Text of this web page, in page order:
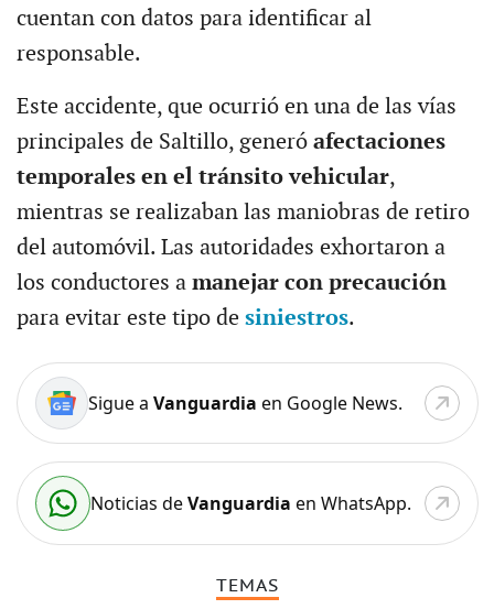
cuentan con datos para identificar al
responsable.
Este accidente, que ocurrió en una de las vías
principales de Saltillo, generó afectaciones
temporales en el tránsito vehicular,
mientras se realizaban las maniobras de retiro
del automóvil. Las autoridades exhortaron a
los conductores a manejar con precaución
para evitar este tipo de siniestros.
Sigue a Vanguardia en Google News.
Noticias deVanguardia en WhatsApp.
TEMAS